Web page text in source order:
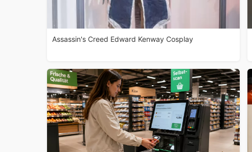
Assassin's Creed Edward Kenway Cosplay